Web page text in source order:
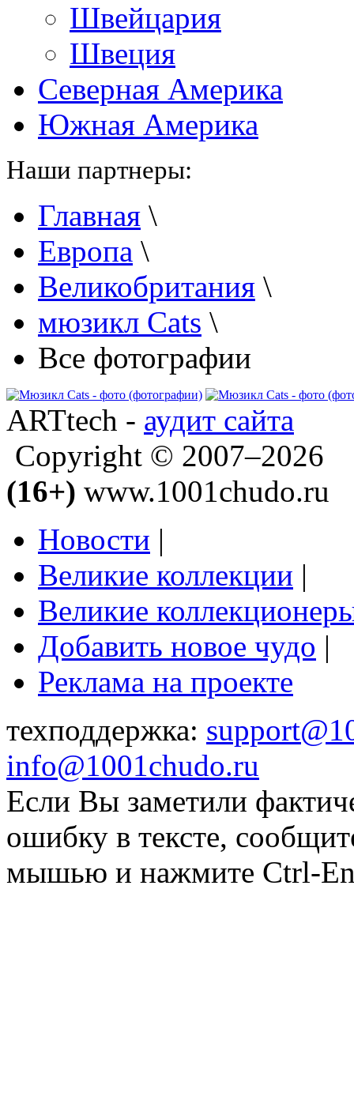
Швейцария
Швеция
Северная Америка
Южная Америка
Наши партнеры:
Главная \
Европа \
Великобритания \
мюзикл Cats \
Все фотографии
ARTtech - аудит сайта
Copyright © 2007–2026
(16+) www.1001chudo.ru
Новости |
Великие коллекции |
Великие
Добавить новое чудо |
Реклама на проекте
техподдержка:
info@1001chudo.ru
Если Вы заметили
ошибку в тексте,
мышью и нажмите Ctrl-